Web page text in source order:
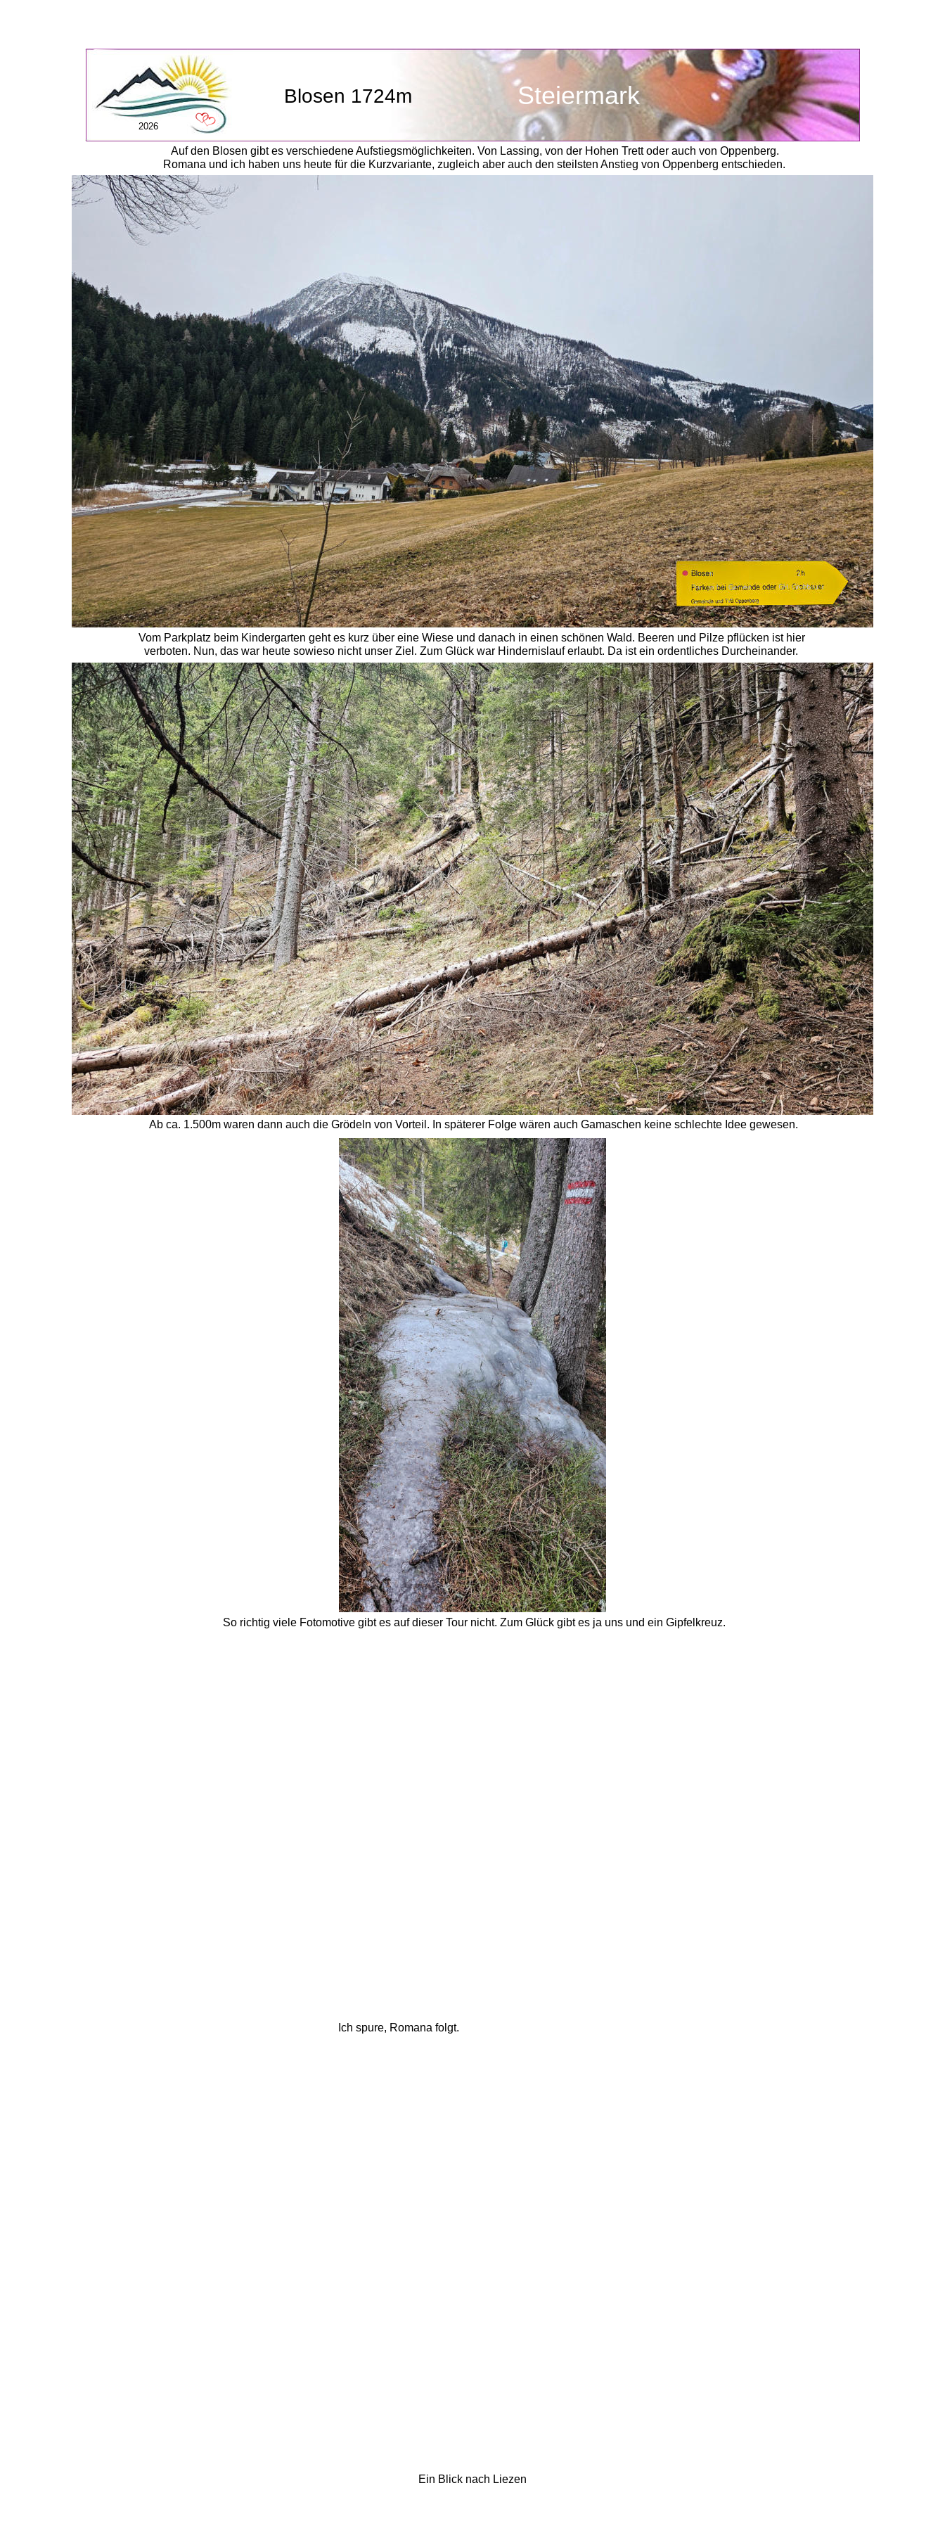
Auf den Blosen gibt es verschiedene Aufstiegsmöglichkeiten. Von Lassing, von der Hohen Trett oder auch von Oppenberg.
Romana und ich haben uns heute für die Kurzvariante, zugleich aber auch den steilsten Anstieg von Oppenberg entschieden.
Steiermark
Blosen 1724m
2026
Vom Parkplatz beim Kindergarten geht es kurz über eine Wiese und danach in einen schönen Wald. Beeren und Pilze pflücken ist hier
verboten. Nun, das war heute sowieso nicht unser Ziel. Zum Glück war Hindernislauf erlaubt. Da ist ein ordentliches Durcheinander.
Ab ca. 1.500m waren dann auch die Grödeln von Vorteil. In späterer Folge wären auch Gamaschen keine schlechte Idee gewesen.
So richtig viele Fotomotive gibt es auf dieser Tour nicht. Zum Glück gibt es ja uns und ein Gipfelkreuz.
Ein Blick nach Liezen
Ich spure, Romana folgt.